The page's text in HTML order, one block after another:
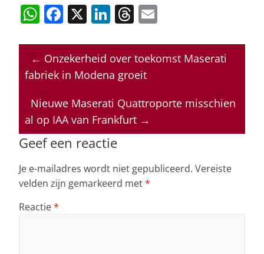
W
h
at
s
p
p
F
a
c
e
o
o
k
X Li
n
k
e
dI
n
T
h
re
a
s
ai
l
← Onzekerheid over toekomst Maserati
fabriek in Modena groeit
Nieuwe Maserati Quattroporte misschien
al op IAA van Frankfurt →
Geef een reactie
Je e-mailadres wordt niet gepubliceerd. Vereiste
velden zijn gemarkeerd met*
Reactie*